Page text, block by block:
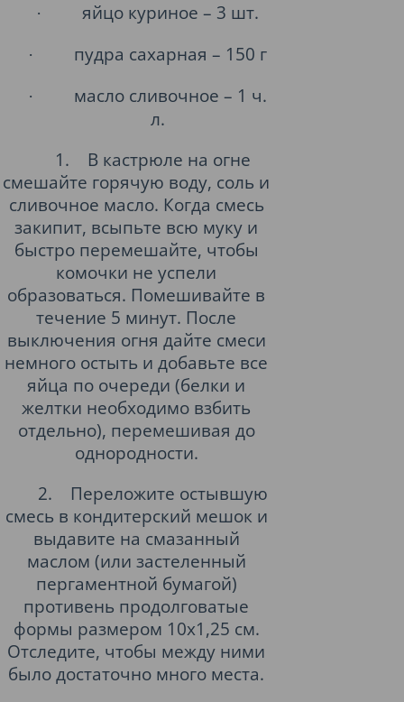
· яйцо куриное – 3 шт.
· пудра сахарная – 150 г
·
масло сливочное – 1 ч.
л.
1.
В кастрюле на огне
смешайте горячую воду, соль и
сливочное масло. Когда смесь
закипит, всыпьте всю муку и
быстро перемешайте, чтобы
комочки не успели
образоваться. Помешивайте в
течение 5 минут. После
выключения огня дайте смеси
немного остыть и добавьте все
яйца по очереди (белки и
желтки необходимо взбить
отдельно), перемешивая до
однородности.
2.
Переложите остывшую
смесь в кондитерский мешок и
выдавите на смазанный
маслом (или застеленный
пергаментной бумагой)
противень продолговатые
формы размером 10x1,25 см.
Отследите, чтобы между ними
было достаточно много места.